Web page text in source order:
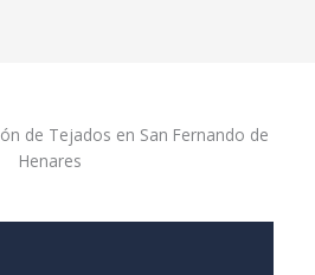
de Tejados en San Fernando de
Henares